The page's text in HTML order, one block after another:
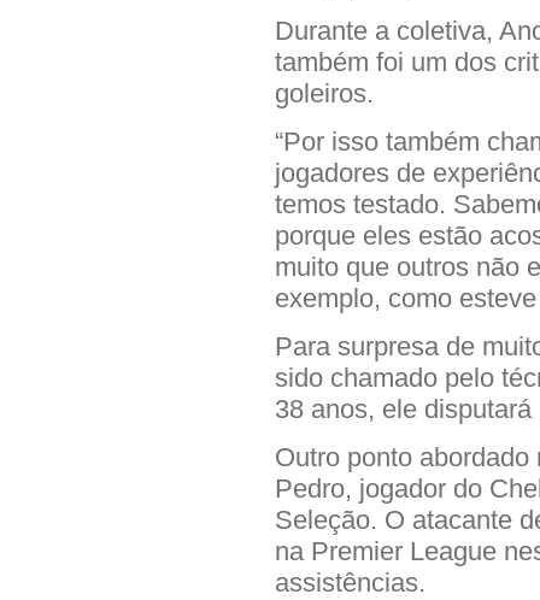
Durante a coletiva,
também foi um dos
goleiros.
“Por isso também
jogadores de
temos testado.
porque eles estão
muito que outros não
exemplo, como
Para surpresa de
sido chamado pelo
38 anos, ele
Outro ponto
Pedro, jogador do
Seleção. O atacante
na Premier League
assistências.